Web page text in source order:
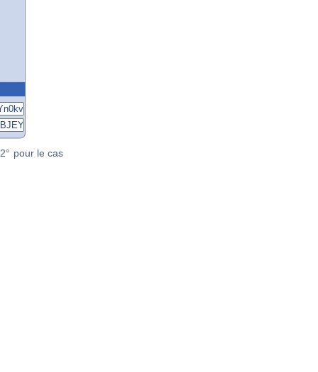
pour le cas